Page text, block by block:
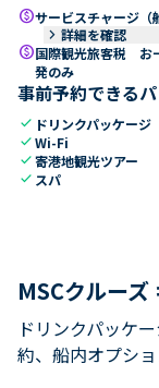
paidサービスチャージ（
keyboard_arrow_right 詳細を確認
paid国際観光旅客税 お
発のみ
事前予約できる
check ドリンクパッケージ
checkWi-Fi
check寄港地観光ツアー
check スパ
MSCクルーズ
ドリンクパッケ
約、船内オプシ